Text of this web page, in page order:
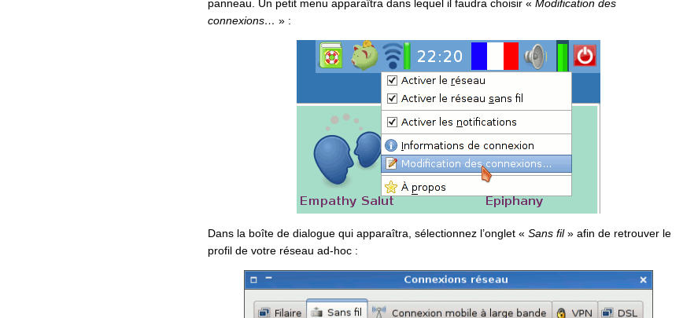
panneau. Un petit menu apparaîtra dans lequel il faudra choisir « Modification des
connexions… » :
Dans la boîte de dialogue qui apparaîtra, sélectionnez l’onglet « Sans fil» afin de retrouver le
profil de votre réseau ad-hoc :